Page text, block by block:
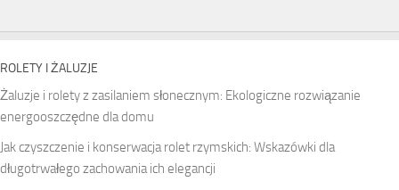
ROLETY I ŻALUZJE
Żaluzje i rolety z zasilaniem słonecznym: Ekologiczne rozwiązanie
energooszczędne dla domu
Jak czyszczenie i konserwacja rolet rzymskich: Wskazówki dla
długotrwałego zachowania ich elegancji